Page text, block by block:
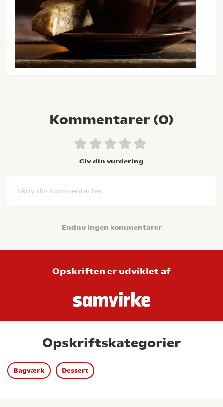
Kommentarer (0)
Giv din vurdering
Skriv din kommentar her
Endnu ingen kommentarer
Opskriften er udviklet af
Opskriftskategorier
Bagværk Dessert